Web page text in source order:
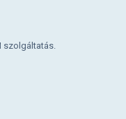
szolgáltatás.